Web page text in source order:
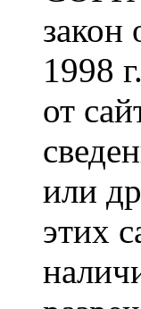
закон
1998
от
или
этих